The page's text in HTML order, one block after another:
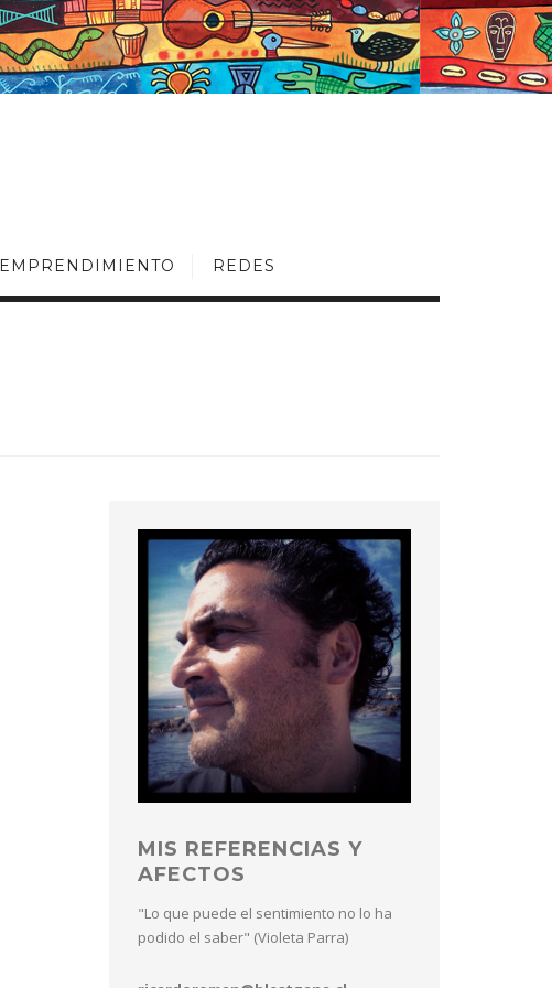
EMPRENDIMIENTO REDES
MIS REFERENCIAS Y
AFECTOS
"Lo que puede el sentimiento no lo ha
podido el saber" (Violeta Parra)